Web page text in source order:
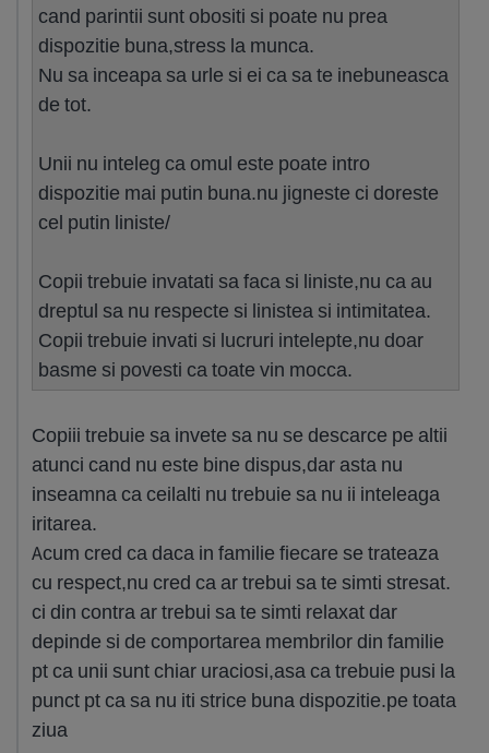
cand parintii sunt obositi si poate nu prea
dispozitie buna,stress la munca.
Nu sa inceapa sa urle si ei ca sa te inebuneasca
de tot.
Unii nu inteleg ca omul este poate intro
dispozitie mai putin buna.nu jigneste ci doreste
cel putin liniste/
Copii trebuie invatati sa faca si liniste,nu ca au
dreptul sa nu respecte si linistea si intimitatea.
Copii trebuie invati si lucruri intelepte,nu doar
basme si povesti ca toate vin mocca.
Copiii trebuie sa invete sa nu se descarce pe altii
atunci cand nu este bine dispus,dar asta nu
inseamna ca ceilalti nu trebuie sa nu ii inteleaga
iritarea.
Acum cred ca daca in familie fiecare se trateaza
cu respect,nu cred ca ar trebui sa te simti stresat.
ci din contra ar trebui sa te simti relaxat dar
depinde si de comportarea membrilor din familie
pt ca unii sunt chiar uraciosi,asa ca trebuie pusi la
punct pt ca sa nu iti strice buna dispozitie.pe toata
ziua